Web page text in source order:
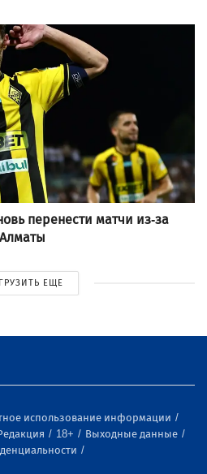
перенести матчи из-за
ЕЩЕ
использование информации
18+
Выходные данные